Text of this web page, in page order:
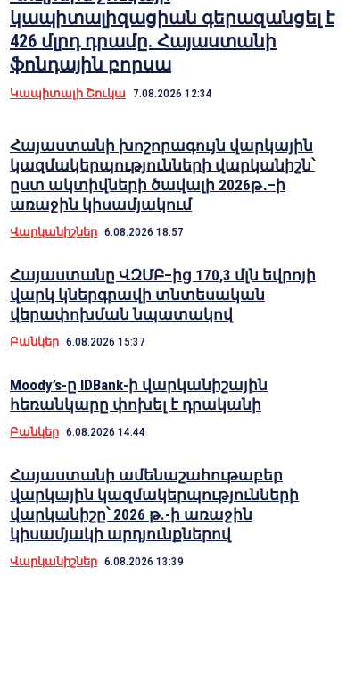
կապիտալիզացիան գերազանցել է
426 մլրդ դրամը. Հայաստանի
ֆոնդային բորսա
Կապիտալի Շուկա 7.08.2026 12:34
Հայաստանի խոշորագույն վարկային
կազմակերպությունների վարկանիշն՝
ըստ ակտիվների ծավալի 2026թ․–ի
առաջին կիսամյակում
Վարկանիշներ 6.08.2026 18:57
Հայաստանը ՎԶՄԲ–ից 170,3 մլն եվրոյի
վարկ կներգրավի տնտեսական
վերափոխման նպատակով
Բանկեր 6.08.2026 15:37
Moody’s-ը IDBank-ի վարկանիշային
հեռանկարը փոխել է դրականի
Բանկեր 6.08.2026 14:44
Հայաստանի ամենաշահութաբեր
վարկային կազմակերպությունների
վարկանիշը՝ 2026 թ.-ի առաջին
կիսամյակի արդյունքներով
Վարկանիշներ 6.08.2026 13:39